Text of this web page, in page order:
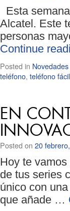
Esta
Alcatel. Este
personas
Continue
Posted in Novedades
teléfono, teléfono
EN
Posted on 20
Hoy te
de tus series
único con
que añade …